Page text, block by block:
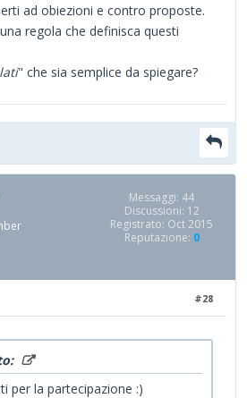
ad obiezioni e contro proposte.
regola che definisca questi
" che sia semplice da spiegare?
Messaggi: 44
Discussioni: 12
Registrato: Oct 2015
Reputazione: 0
#28
per la partecipazione :)